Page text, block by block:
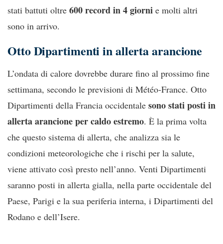
stati battuti oltre 600 record in 4 giorni e molti altri
sono in arrivo.
Otto Dipartimenti in allerta arancione
L’ondata di calore dovrebbe durare fino al prossimo fine
settimana, secondo le previsioni di Météo-France. Otto
Dipartimenti della Francia occidentale sono stati posti in
allerta arancioneper caldo estremo. È la prima volta
che questo sistema di allerta, che analizza sia le
condizioni meteorologiche che i rischi per la salute,
viene attivato così presto nell’anno. Venti Dipartimenti
saranno posti in allerta gialla, nella parte occidentale del
Paese, Parigi e la sua periferia interna, i Dipartimenti del
Rodano e dell’Isere.